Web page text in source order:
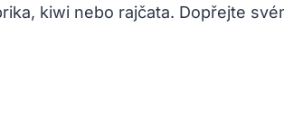
kiwi nebo rajčata. Dopřejte